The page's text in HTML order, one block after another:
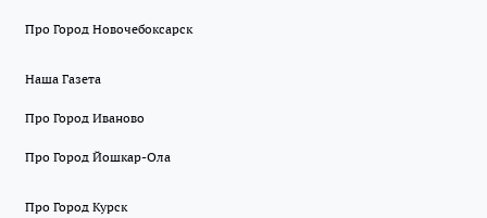
Про Город Новочебоксарск
Наша Газета
Про Город Иваново
Про Город Йошкар-Ола
Про Город Курск